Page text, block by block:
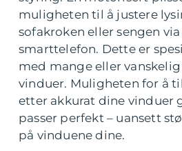
muligheten til å justere
sofakroken eller sengen
smarttelefon. Dette er
med mange eller
vinduer. Muligheten for å
etter akkurat dine vinduer
passer perfekt – uansett
på vinduene dine.